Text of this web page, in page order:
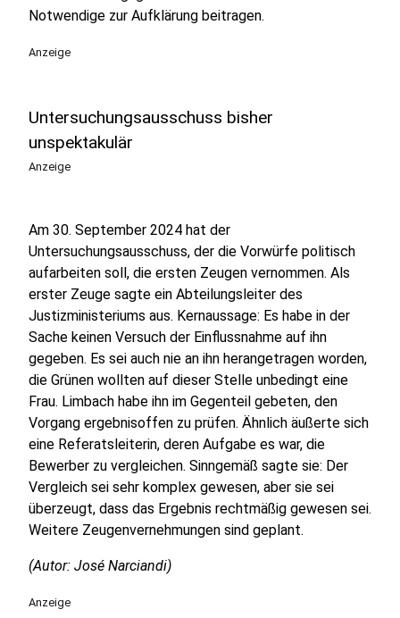
Notwendige zur Aufklärung beitragen.
Anzeige
Untersuchungsausschuss bisher
unspektakulär
Anzeige
Am 30. September 2024 hat der
Untersuchungsausschuss, der die Vorwürfe politisch
aufarbeiten soll, die ersten Zeugen vernommen. Als
erster Zeuge sagte ein Abteilungsleiter des
Justizministeriums aus. Kernaussage: Es habe in der
Sache keinen Versuch der Einflussnahme auf ihn
gegeben. Es sei auch nie an ihn herangetragen worden,
die Grünen wollten auf dieser Stelle unbedingt eine
Frau. Limbach habe ihn im Gegenteil gebeten, den
Vorgang ergebnisoffen zu prüfen. Ähnlich äußerte sich
eine Referatsleiterin, deren Aufgabe es war, die
Bewerber zu vergleichen. Sinngemäß sagte sie: Der
Vergleich sei sehr komplex gewesen, aber sie sei
überzeugt, dass das Ergebnis rechtmäßig gewesen sei.
Weitere Zeugenvernehmungen sind geplant.
(Autor: José Narciandi)
Anzeige